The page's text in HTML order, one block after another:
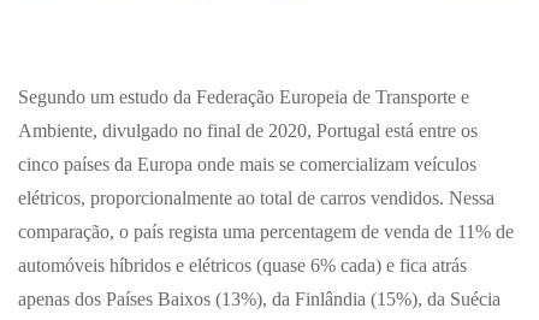
Segundo um estudo da Federação Europeia de Transporte e
Ambiente, divulgado no final de 2020, Portugal está entre os
cinco países da Europa onde mais se comercializam veículos
elétricos, proporcionalmente ao total de carros vendidos. Nessa
comparação, o país regista uma percentagem de venda de 11% de
automóveis híbridos e elétricos (quase 6% cada) e fica atrás
apenas dos Países Baixos (13%), da Finlândia (15%), da Suécia